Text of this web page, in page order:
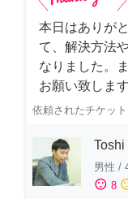
本日はありが
て、解決方法
なりました。
お願い致します
依頼されたチケット
Toshi
男性 /
sentiment_satisfied 8